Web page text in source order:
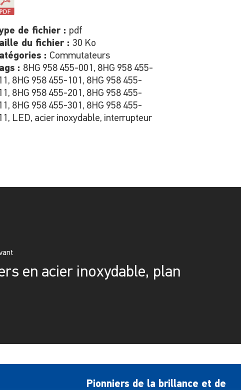
de fichier : pdf
du fichier : 30 Ko
: Commutateurs
: 8HG 958 455-001, 8HG 958 455-
8HG 958 455-101, 8HG 958 455-
8HG 958 455-201, 8HG 958 455-
8HG 958 455-301, 8HG 958 455-
LED, acier inoxydable, interrupteur
en acier inoxydable, plan
Pionniers de la brillance et de